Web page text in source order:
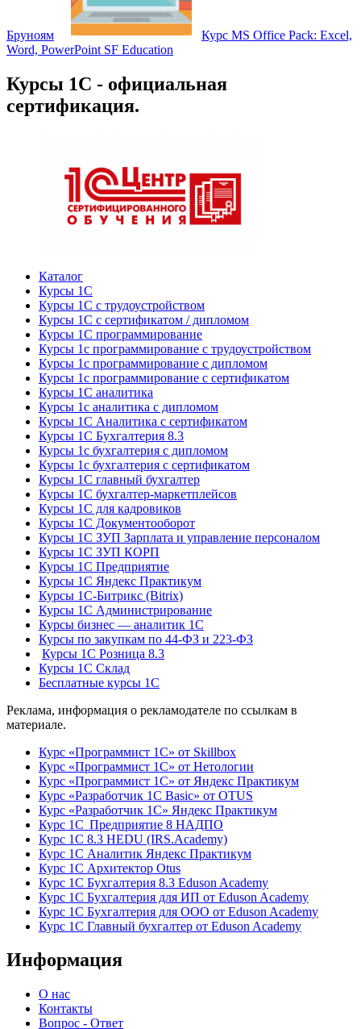
Бруноям
Курс MS Office Pack: Excel,
Word, PowerPoint SF Education
Курсы 1С - официальная
сертификация.
Каталог
Курсы 1С
Курсы 1С с трудоустройством
Курсы 1С с сертификатом / дипломом
Курсы 1С программирование
Курсы 1с программирование с трудоустройством
Курсы 1с программирование с дипломом
Курсы 1с программирование с сертификатом
Курсы 1С аналитика
Курсы 1с аналитика с дипломом
Курсы 1С Аналитика с сертификатом
Курсы 1С Бухгалтерия 8.3
Курсы 1с бухгалтерия с дипломом
Курсы 1с бухгалтерия с сертификатом
Курсы 1С главный бухгалтер
Курсы 1С бухгалтер-маркетплейсов
Курсы 1С для кадровиков
Курсы 1С Документооборот
Курсы 1С ЗУП Зарплата и управление персоналом
Курсы 1С ЗУП КОРП
Курсы 1С Предприятие
Курсы 1С Яндекс Практикум
Курсы 1С-Битрикс (Bitrix)
Курсы 1С Администрирование
Курсы бизнес — аналитик 1С
Курсы по закупкам по 44‑ФЗ и 223‑ФЗ
Курсы 1С Розница 8.3
Курсы 1С Склад
Бесплатные курсы 1С
Реклама, информация о рекламодателе по ссылкам в
материале.
Курс «Программист 1С» от Skillbox
Курс «Программист 1С» от Нетологии
Курс «Программист 1С» от Яндекс Практикум
Курс «Разработчик 1С Basic» от OTUS
Курс «Разработчик 1С» Яндекс Практикум
Курс 1С Предприятие 8 НАДПО
Курс 1С 8.3 HEDU (IRS.Academy)
Курс 1С Аналитик Яндекс Практикум
Курс 1С Архитектор Otus
Курс 1С Бухгалтерия 8.3 Eduson Academy
Курс 1С Бухгалтерия для ИП от Eduson Academy
Курс 1С Бухгалтерия для ООО от Eduson Academy
Курс 1С Главный бухгалтер от Eduson Academy
Информация
О нас
Контакты
Вопрос - Ответ